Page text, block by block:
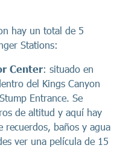
hay un total de 5
Stations:
Center: situado en
del Kings Canyon
Entrance. Se
de altitud y aquí hay
recuerdos, baños y agua
ver una película de 15